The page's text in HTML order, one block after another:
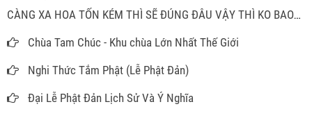
CÀNG XA HOA TỐN KÉM THÌ SẼ ĐÚNG ĐÂU VẬY THÌ KO BAO
GIỜ PHẢI MÂM CAO CỖ ĐẦY ĐỂ LÀM GÌ
Chùa Tam Chúc - Khu chùa Lớn Nhất Thế Giới
Nghi Thức Tắm Phật (Lễ Phật Đản)
Đại Lễ Phật Đản Lịch Sử Và Ý Nghĩa